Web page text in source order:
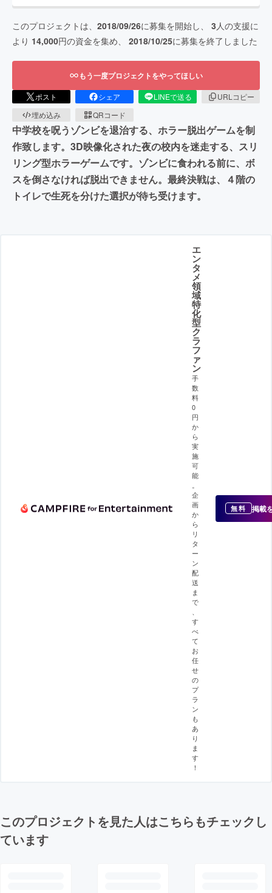
このプロジェクトは、 2018/09/26に募集を開始し、 3 人の支援に
より 14,000円の資金を集め、 2018/10/25に募集を終了しました
もう一度プロジェクトをやってほしい
ポスト シェア LINEで送る
URLコピー
埋め込み
QRコード
中学校を呪うゾンビを退治する、ホラー脱出ゲームを制
作致します。3D映像化された夜の校内を迷走する、スリ
リング型ホラーゲームです。ゾンビに食われる前に、ボ
スを倒さなければ脱出できません。最終決戦は、４階の
トイレで生死を分けた選択が待ち受けます。
エ
ン
タ
メ
領
域
特
化
型
ク
ラ
フ
ァ
ン
手
数
料
0
円
か
ら
実
施
可
能
企
画
か
ら
リ
タ
ー
ン
配
送
ま
で
す
べ
て
お
任
せ
の
プ
ラ
ン
も
あ
り
ま
す
！
無料 掲載
このプロジェクトを見た人はこちらもチェックし
ています